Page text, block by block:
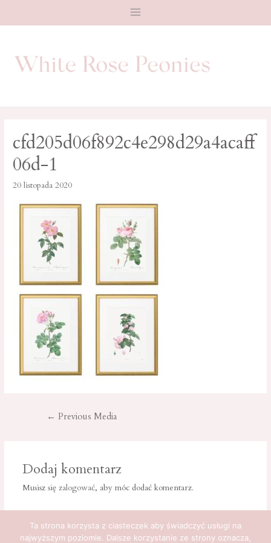
Main
cfd205d06f892c4e298d29a4acaff
06d-1
20 listopada 2020
Nawigacja
← Previous Media
Dodaj komentarz
Musisz się zalogować, aby móc dodać komentarz.
Ta strona korzysta z ciasteczek aby świadczyć usługi na
najwyższym poziomie. Dalsze korzystanie ze strony oznacza,